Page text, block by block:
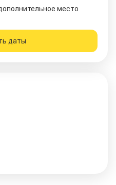
место
даты